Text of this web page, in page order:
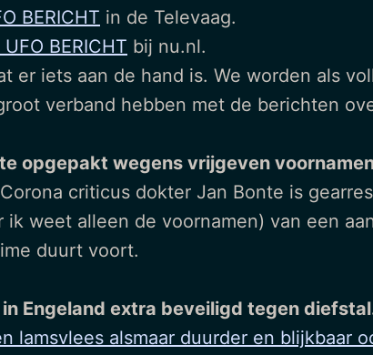
BERICHT in de Televaag.
UFO BERICHT bij nu.nl.
er iets aan de hand is. We worden als
verband hebben met de berichten
opgepakt wegens vrijgeven voornamen
criticus dokter Jan Bonte is
weet alleen de voornamen) van een
duurt voort.
Engeland extra beveiligd tegen
lamsvlees alsmaar duurder en blijkbaar